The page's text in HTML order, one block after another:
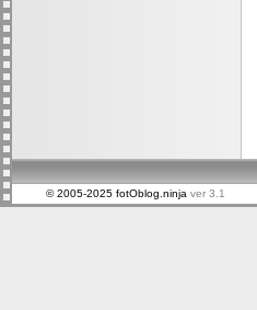
© 2005-2025 fotOblog.ninja ver 3.1